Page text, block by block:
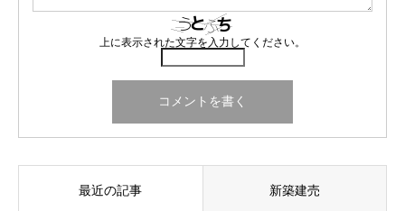
上に表示された文字を入力してください。
最近の記事 新築建売